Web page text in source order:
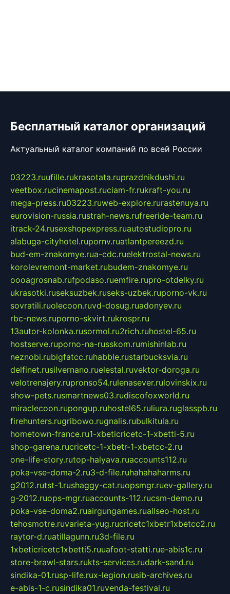
Бесплатный каталог организаций
Актуальный каталог компаний по всей России
03223.ruufille.rukrasotata.ruprazdnikdushi.ru
veetbox.rucinemapost.ruciam-fr.rukraft-you.ru
mega-press.ru03223.ruweb-explore.rurastenuya.ru
eurovision-russia.rustrah-news.rufreeride-team.ru
itrack-24.rusexshopexpress.ruautostudiopro.ru
alabuga-cityhotel.rupornv.ruatlantpereezd.ru
bud-em-znakomye.rua-cdc.ruelektrostal-news.ru
korolevremont-market.rubudem-znakomye.ru
oooagrosnab.rufpodaso.ruemfire.rupro-otdelky.ru
ukrasotki.ruseksuzbek.ruseks-uzbek.ruporno-vk.ru
sovratili.ruolecoon.ruvd-dosug.ruadonyev.ru
rbc-news.ruporno-skvirt.rukrospr.ru
13autor-kolonka.rusormol.ru2rich.ruhostel-65.ru
hostserve.ruporno-na-russkom.rumishinlab.ru
neznobi.rubigfatcc.ruhabble.rustarbucksvia.ru
delfinet.rusilvernano.ruelestal.ruvektor-doroga.ru
velotrenajery.rupronso54.rulenasever.rulovinskix.ru
show-pets.rusmartnews03.rudiscofoxworld.ru
miraclecoon.rupongup.ruhostel65.ruliura.ruglasspb.ru
firehunters.rugribowo.rugnalis.rubulkitula.ru
hometown-france.ru1-xbeticricetc-1-xbetti-5.ru
shop-garena.rucricetc-1-xbetr-1-xbetcc-2.ru
one-life-story.rutop-halyava.ruaccounts112.ru
poka-vse-doma-2.ru3-d-file.ruhahahaharms.ru
g2012.rutst-1.rushaggy-cat.ruopsmgr.ruev-gallery.ru
g-2012.ruops-mgr.ruaccounts-112.rucsm-demo.ru
poka-vse-doma2.ruairgungames.ruallseo-host.ru
tehosmotre.ruvarieta-yug.rucricetc1xbetr1xbetcc2.ru
raytor-d.ruatillagunn.ru3d-file.ru
1xbeticricetc1xbetti5.ruuafoot-statti.rue-abis1c.ru
store-brawl-stars.rukts-services.rudark-sand.ru
sindika-01.rusp-life.rux-legion.rusib-archives.ru
e-abis-1-c.rusindika01.ruvenda-festival.ru